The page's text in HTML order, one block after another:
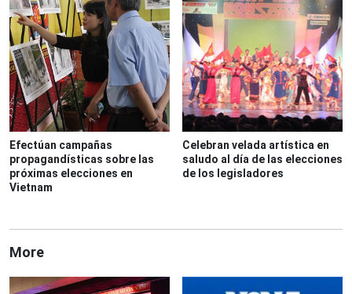
Efectúan campañas
propagandísticas sobre las
próximas elecciones en
Vietnam
Celebran velada artística en
saludo al día de las elecciones
de los legisladores
More